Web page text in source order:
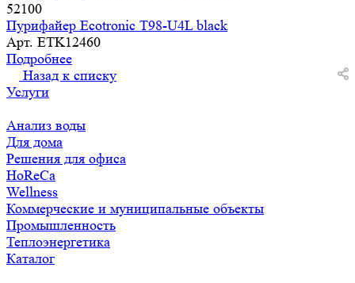
52100
Пурифайер Ecotronic T98-U4L black
Арт. ETK12460
Подробнее
Назад к списку
Услуги
Анализ воды
Для дома
Решения для офиса
HoReCa
Wellness
Коммерческие и муниципальные объекты
Промышленность
Теплоэнергетика
Каталог